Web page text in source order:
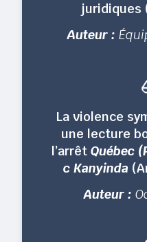
juridiques
Auteur :
La violence
une lecture
l’arrêtQuébec
c Kanyinda
Auteur :